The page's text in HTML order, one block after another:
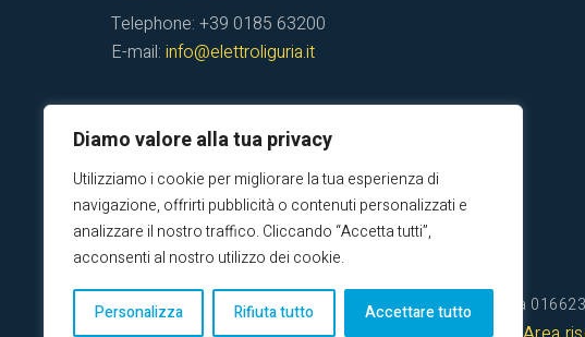
Diamo valore alla tua privacy
Utilizziamo i cookie per migliorare la tua esperienza di
navigazione, offrirti pubblicità o contenuti personalizzati e
analizzare il nostro traffico. Cliccando “Accetta tutti”,
acconsenti al nostro utilizzo dei cookie.
Personalizza Rifiuta tutto Accettare tutto
Telephone: +39 0185 63200
E-mail: info@elettroliguria.it
© 2025 Elettro Liguria Srl - Impianti elettrici Genova- P.iva